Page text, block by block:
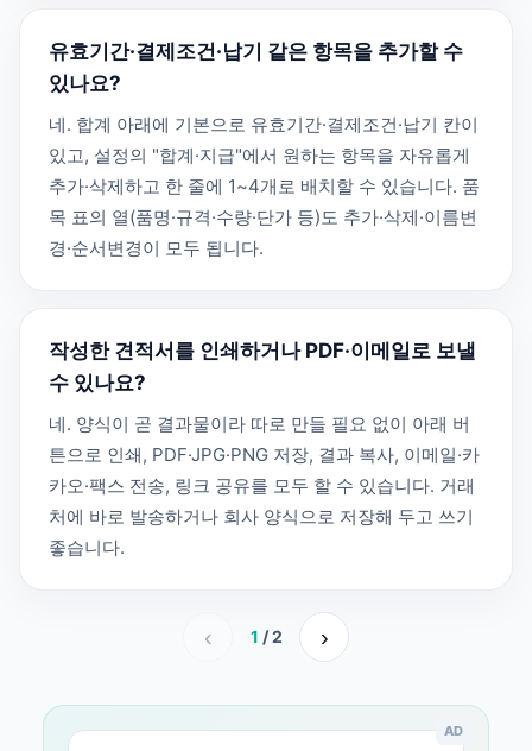
유효기간·결제조건·납기 같은 항목을 추가할 수
있나요?
네. 합계 아래에 기본으로 유효기간·결제조건·납기 칸이
있고, 설정의 "합계·지급"에서 원하는 항목을 자유롭게
추가·삭제하고 한 줄에 1~4개로 배치할 수 있습니다. 품
목 표의 열(품명·규격·수량·단가 등)도 추가·삭제·이름변
경·순서변경이 모두 됩니다.
작성한 견적서를 인쇄하거나 PDF·이메일로 보낼
수 있나요?
네. 양식이 곧 결과물이라 따로 만들 필요 없이 아래 버
튼으로 인쇄, PDF·JPG·PNG 저장, 결과 복사, 이메일·카
카오·팩스 전송, 링크 공유를 모두 할 수 있습니다. 거래
처에 바로 발송하거나 회사 양식으로 저장해 두고 쓰기
좋습니다.
‹ 1 / 2 ›
AD